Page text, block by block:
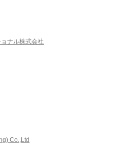
ナル株式会社
Co.,Ltd